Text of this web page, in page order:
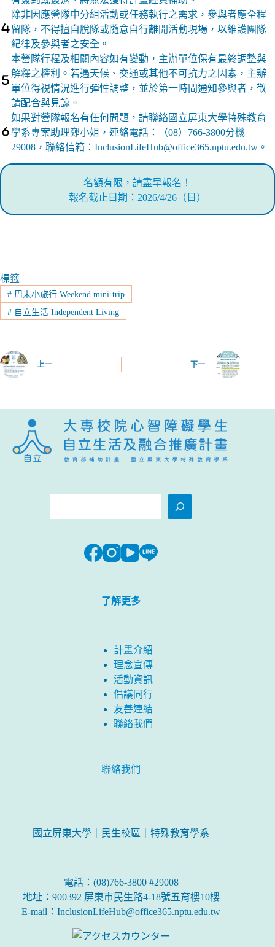
除非因應營隊中分組活動或任務執行之需求，參與者應全程
留隊，不得擅自脫隊或隨意自行離開活動現場，以維護團隊
紀律及參與者之安全。
本營隊行程及相關內容如有變動，主辦單位保有最終調整與
解釋之權利。若遇天候、交通或其他不可抗力之因素，主辦
單位得視情況進行彈性調整，並於第一時間通知參與者，敬
請配合與見諒。
如果對營隊報名有任何問題，請聯絡國立屏東大學特殊教育
學系專案助理鄭小姐，連絡電話：（08）766-3800分機
29008，聯絡信箱：InclusionLifeHub@office365.nptu.edu.tw。
名額有限，請盡早報名！
報名截止日期：2026/4/26（日）
標籤
#周末小旅行 Weekend mini-trip
#自立生活 Independent Living
上一 下一
了解更多
計畫介紹
理念宣傳
活動資訊
倡議同行
友善連結
聯絡我們
聯絡我們
國立屏東大學｜民生校區｜特殊教育學系
電話：(08)766-3800 #29008
地址：900392 屏東市民生路4-18號五育樓10樓
E-mail：InclusionLifeHub@office365.nptu.edu.tw